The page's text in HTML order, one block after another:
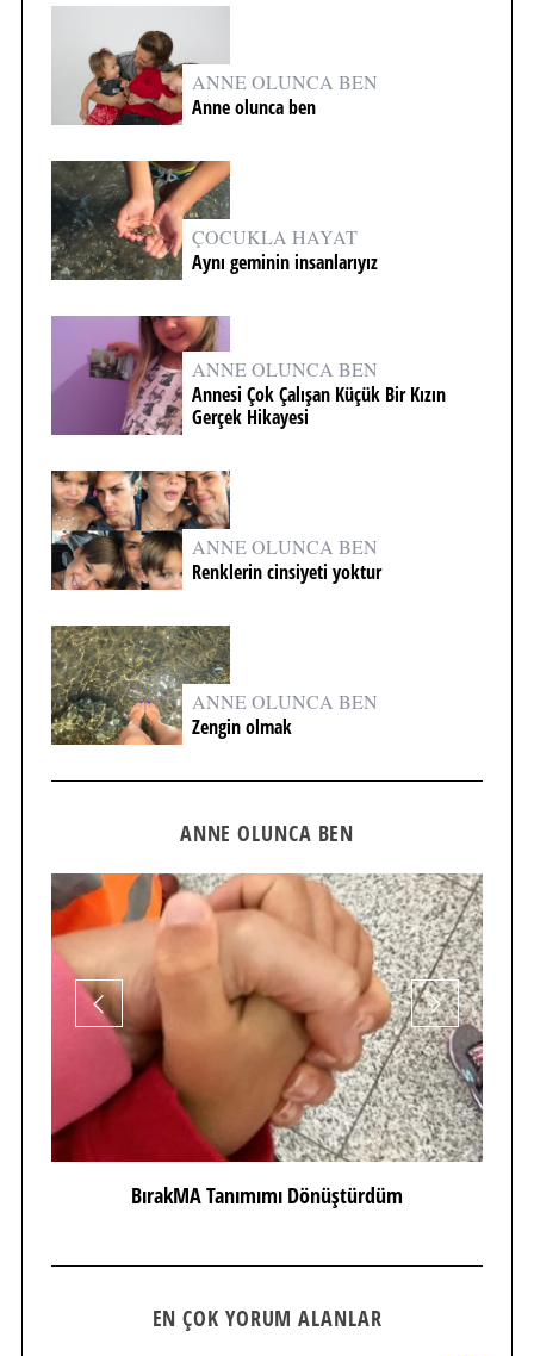
ANNE OLUNCA BEN
Anne olunca ben
ÇOCUKLA HAYAT
Aynı geminin insanlarıyız
ANNE OLUNCA BEN
Annesi Çok Çalışan Küçük Bir Kızın
Gerçek Hikayesi
ANNE OLUNCA BEN
Renklerin cinsiyeti yoktur
ANNE OLUNCA BEN
Zengin olmak
ANNE OLUNCA BEN
BırakMA Tanımımı Dönüştürdüm
EN ÇOK YORUM ALANLAR